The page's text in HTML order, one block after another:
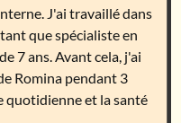
J'ai travaillé dans
que spécialiste en
7 ans. Avant cela, j'ai
Romina pendant 3
quotidienne et la santé